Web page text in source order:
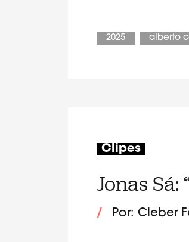
2025 alberto
Clipes
Jonas Sá:
/ Por: Cleber